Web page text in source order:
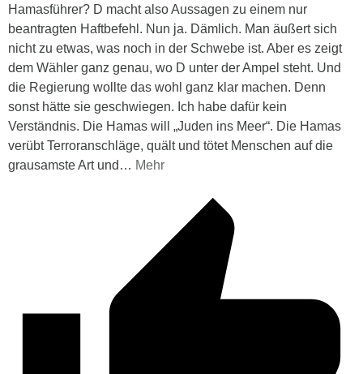
Hamasführer? D macht also Aussagen zu einem nur
beantragten Haftbefehl. Nun ja. Dämlich. Man äußert sich
nicht zu etwas, was noch in der Schwebe ist. Aber es zeigt
dem Wähler ganz genau, wo D unter der Ampel steht. Und
die Regierung wollte das wohl ganz klar machen. Denn
sonst hätte sie geschwiegen. Ich habe dafür kein
Verständnis. Die Hamas will „Juden ins Meer“. Die Hamas
verübt Terroranschläge, quält und tötet Menschen auf die
grausamste Art und … Mehr